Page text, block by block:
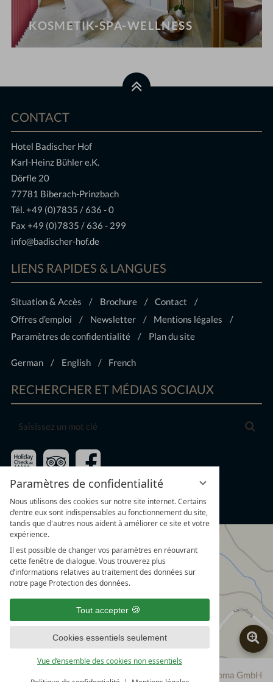
Paramètres de confidentialité
Nous utilisons des cookies sur notre site internet. Certains
d’entre eux sont indispensables au fonctionnement du site,
tandis que d'autres nous aident à améliorer ce site et votre
expérience.
Il est possible de changer vos paramètres en réouvrant
cette fenêtre de dialogue. Vous trouverez plus
d’informations relatives au traitement des données sur
notre page Protection des données.
Tout accepter
Cookies essentiels seulement
Vue d’ensemble des cookies non essentiels
KOSMETIK-SPA-WELLNESS
CONTACT
Hotel Badischer Hof
Karl-Heinz Bühler e.K.
Dörfle 20
77781 Biberach-Prinzbach
Tél.+49 (0)7835 / 636 - 0
Fax +49 (0)7835 / 636 - 299
info@badischer-hof.de
LIENS RAPIDES & LANGUES
Situation & Accès Brochure
Contact
Offres d’emploi
Newsletter
Mentions légales
Paramètres de confidentialité
Plan du site
German English French
RECHERCHER ET MÉDIAS SOCIAUX
Saisissez
mot
clé
vioma GmbH